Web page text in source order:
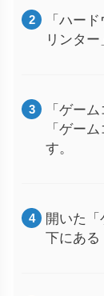
「ハー
リンタ
「ゲー
「ゲー
す。
開いた
下にある